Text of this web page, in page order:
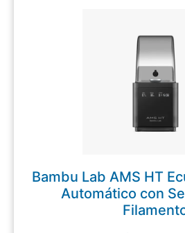
Bambu Lab AMS HT
Automático con